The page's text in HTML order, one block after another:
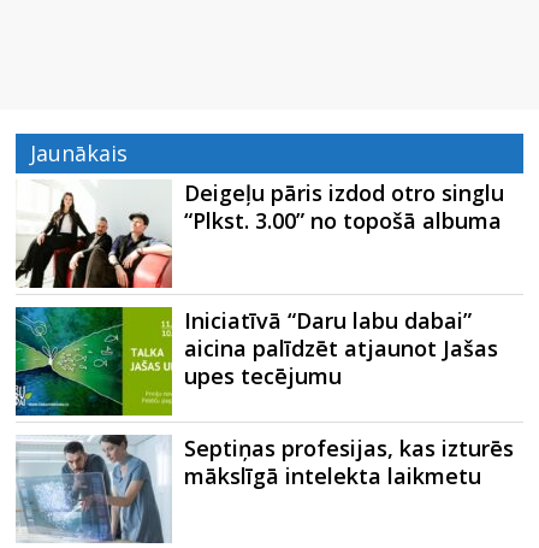
Jaunākais
Deigeļu pāris izdod otro singlu
“Plkst. 3.00” no topošā albuma
Iniciatīvā “Daru labu dabai”
aicina palīdzēt atjaunot Jašas
upes tecējumu
Septiņas profesijas, kas izturēs
mākslīgā intelekta laikmetu